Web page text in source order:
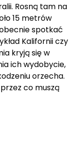
Rosną tam na
15 metrów
spotkać
Kalifornii czy
kryją się w
ich wydobycie,
orzecha.
co muszą